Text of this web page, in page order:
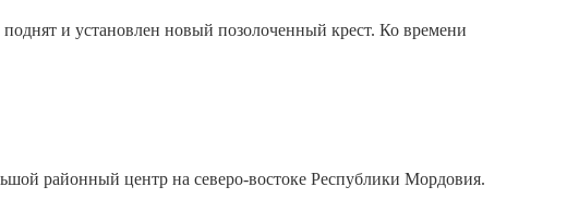
и установлен новый позолоченный крест. Ко времени
районный центр на северо-востоке Республики Мордовия.